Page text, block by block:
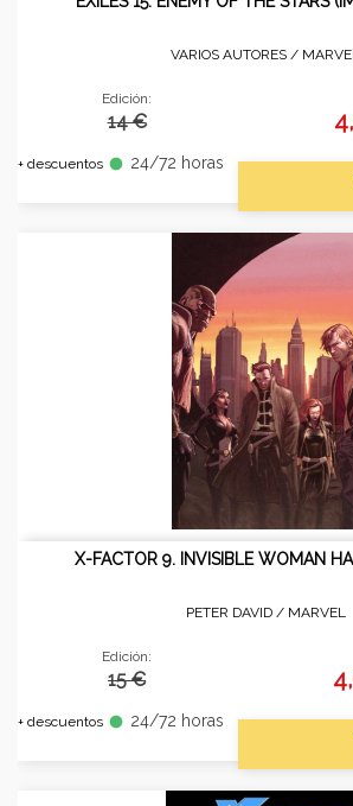
VARIOS AUTORES / MARVEL
Edición:
14 €
+ descuentos fiber_manual_record 24/72 horas
X-FACTOR 9. INVISIBLE WOMAN
PETER DAVID / MARVEL
Edición:
15 €
+ descuentos fiber_manual_record 24/72 horas